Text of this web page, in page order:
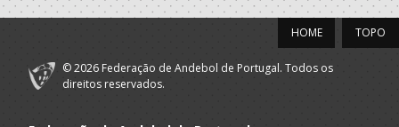
TOPO
HOME
© 2026 Federação de Andebol de Portugal. Todos os
direitos reservados.